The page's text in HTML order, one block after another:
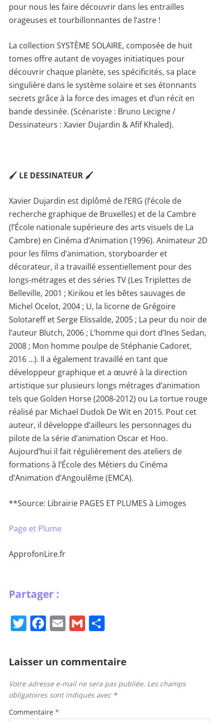
pour nous les faire découvrir dans les entrailles
orageuses et tourbillonnantes de l’astre !
La collection SYSTÈME SOLAIRE, composée de huit
tomes offre autant de voyages initiatiques pour
découvrir chaque planète, ses spécificités, sa place
singulière dans le système solaire et ses étonnants
secrets grâce à la force des images et d’un récit en
bande dessinée. (Scénariste : Bruno Lecigne /
Dessinateurs : Xavier Dujardin & Afif Khaled).
🖌 LE DESSINATEUR 🖌
Xavier Dujardin est diplômé de l’ERG (l’école de
recherche graphique de Bruxelles) et de la Cambre
(l’École nationale supérieure des arts visuels de La
Cambre) en Cinéma d’Animation (1996). Animateur 2D
pour les films d’animation, storyboarder et
décorateur, il a travaillé essentiellement pour des
longs-métrages et des séries TV (Les Triplettes de
Belleville, 2001 ; Kirikou et les bêtes sauvages de
Michel Ocelot, 2004 ; U, la licorne de Grégoire
Solotareff et Serge Elissalde, 2005 ; La peur du noir de
l’auteur Blutch, 2006 ; L’homme qui dort d’Ines Sedan,
2008 ; Mon homme poulpe de Stéphanie Cadoret,
2016 …). Il a également travaillé en tant que
développeur graphique et a œuvré à la direction
artistique sur plusieurs longs métrages d’animation
tels que Golden Horse (2008-2012) ou La tortue rouge
réalisé par Michael Dudok De Wit en 2015. Pout cet
auteur, il développe d’ailleurs les personnages du
pilote de la série d’animation Oscar et Hoo.
Aujourd’hui il fait régulièrement des ateliers de
formations à l’École des Métiers du Cinéma
d’Animation d’Angoulême (EMCA).
**Source: Librairie PAGES ET PLUMES à Limoges
Page et Plume
ApprofonLire.fr
T
itt
er
F
c
e
b
o
o
E
ai
l
G
ai
l
P
ta
g
er
Laisser un commentaire
Votre adresse e-mail ne sera pas publiée. Les champs
obligatoires sont indiqués avec *
Commentaire *